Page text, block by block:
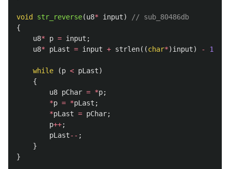
void str_reverse(u8* input)
// sub_80486db
{
u8* p = input ;
u8* pLast = input + strlen((char*)input) - 1
while (p < pLast)
{
u8 pChar = *p;
*p = *pLast ;
*pLast = pChar;
p++;
pLast-- ;
}
}